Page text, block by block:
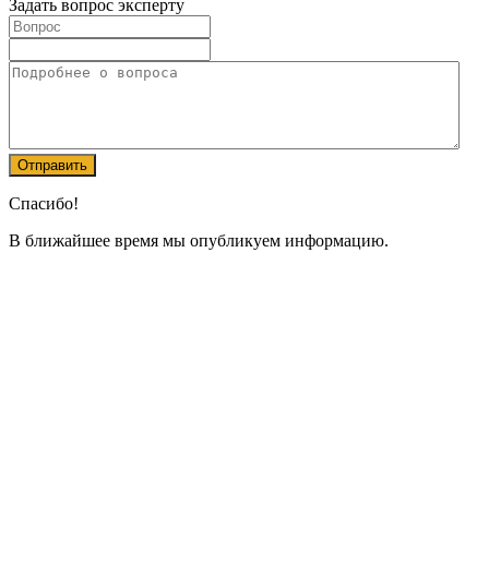
Задать вопрос эксперту
Спасибо!
В ближайшее время мы опубликуем информацию.